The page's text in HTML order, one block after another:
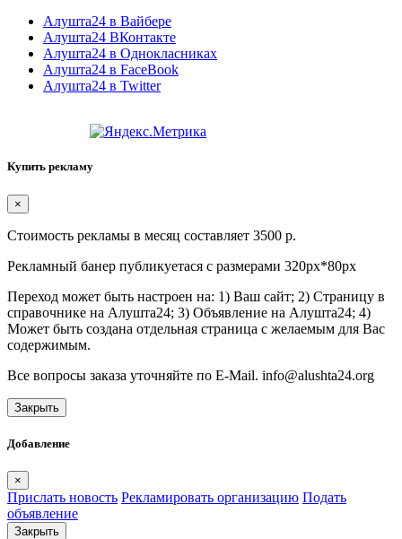
Алушта24 в Вайбере
Алушта24 ВКонтакте
Алушта24 в Однокласниках
Алушта24 в FaceBook
Алушта24 в Twitter
Купить рекламу
×
Стоимость рекламы в месяц составляет 3500 р.
Рекламный банер публикуетася с размерами 320px*80px
Переход может быть настроен на: 1) Ваш сайт; 2) Страницу в
справочнике на Алушта24; 3) Объявление на Алушта24; 4)
Может быть создана отдельная страница с желаемым для Вас
содержимым.
Все вопросы заказа уточняйте по E-Mail. info@alushta24.org
Закрыть
Добавление
×
Прислать новость Рекламировать организацию Подать
объявление
Закрыть